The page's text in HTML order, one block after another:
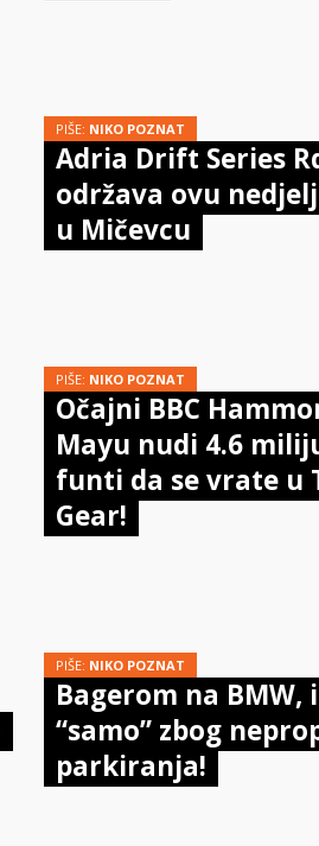
PIŠE: NIKO POZNAT
Adria Drift Series
održava ovu
u Mičevcu
PIŠE: NIKO POZNAT
Očajni BBC
Mayu nudi 4.6
funti da se vrate u
Gear!
PIŠE: NIKO POZNAT
Bagerom na BMW,
“samo” zbog
parkiranja!